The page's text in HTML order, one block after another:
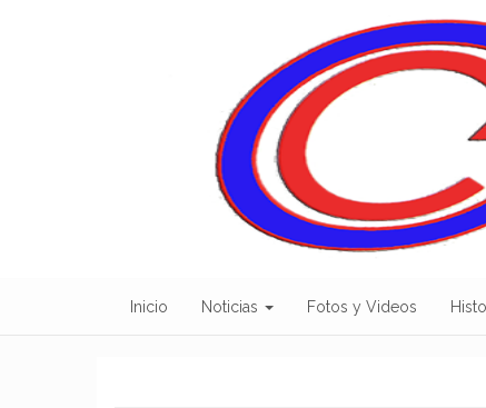
Inicio Noticias Fotos y Videos